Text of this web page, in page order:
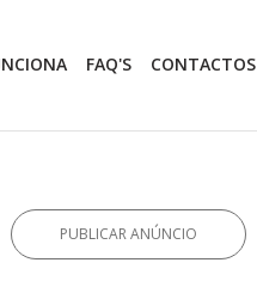
FAQ'S CONTACTOS
PUBLICAR ANÚNCIO